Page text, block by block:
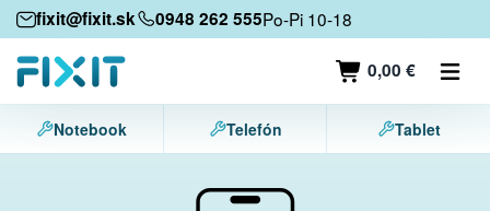
fixit@fixit.sk 0948 262 555Po-Pi 10-18
0,00 €
Mobilné zariadenia
Mobilné telefóny
Tablety
Notebook Telefón Tablet